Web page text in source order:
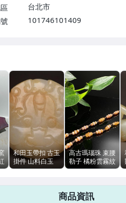
台北市
101746101409
和田玉帶扣 古玉
掛件 山料白玉
5.3cm 41g 沁色
高古瑪瑙珠 束腰
勒子 橘粉雲霧紋
手鍊串飾 孔徑規
商品資訊